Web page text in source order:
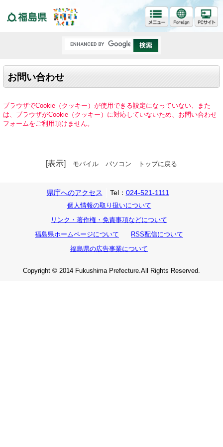
お問い合わせ
ブラウザでCookie（クッキー）が使用できる設定になっていない、また
は、ブラウザがCookie（クッキー）に対応していないため、お問い合わせ
フォームをご利用頂けません。
[表示] モバイル パソコン トップに戻る
県庁へのアクセス Tel： 024-521-1111
個人情報の取り扱いについて
リンク・著作権・免責事項などについて
福島県ホームページについて
RSS配信について
福島県の広告事業について
Copyright © 2014 Fukushima Prefecture.All Rights Reserved.